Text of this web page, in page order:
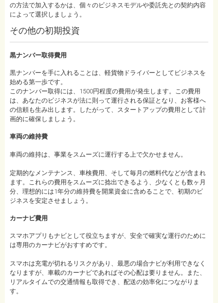
の方法で加入するかは、個々のビジネスモデルや委託先との契約内容
によって選択しましょう。
その他の初期投資
黒ナンバー取得費用
黒ナンバーを手に入れることは、軽貨物ドライバーとしてビジネスを
始める第一歩です。
このナンバー取得には、1500円程度の費用が発生します。この費用
は、あなたのビジネスが法に則って運行される保証となり、お客様へ
の信頼も生み出します。したがって、スタートアップの費用として計
画的に確保しましょう。
車両の維持費
車両の維持は、事業をスムーズに運行する上で欠かせません。
定期的なメンテナンス、車検費用、そして毎月の燃料代などが含まれ
ます。これらの費用をスムーズに捻出できるよう、少なくとも数ヶ月
分、理想的には1年分の維持費を開業資金に含めることで、初期のビ
ジネスを安定させましょう。
カーナビ費用
スマホアプリもナビとして役立ちますが、安全で確実な運行のために
は専用のカーナビがおすすめです。
スマホは充電が切れるリスクがあり、最悪の場合ナビが利用できなく
なりますが、車載のカーナビであればその心配は要りません。また、
リアルタイムでの交通情報も取得でき、配送の効率化につながりま
す。